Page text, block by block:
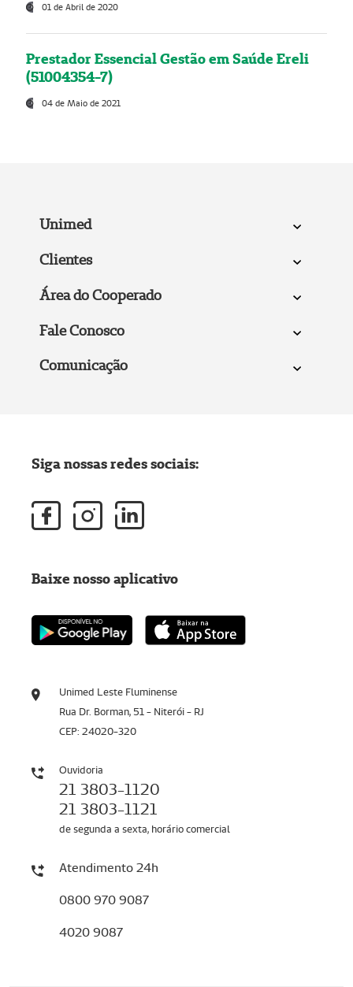
01 de Abril de 2020
Prestador Essencial Gestão em Saúde Ereli
(51004354-7)
04 de Maio de 2021
Unimed
Clientes
Área do Cooperado
Fale Conosco
Comunicação
Unimed Leste Fluminense
Rua Dr. Borman, 51 - Niterói - RJ
CEP: 24020-320
Ouvidoria
21 3803-1120
21 3803-1121
de segunda a sexta, horário comercial
Atendimento 24h
0800 970 9087
4020 9087
Siga nossas redes sociais:
Baixe nosso aplicativo